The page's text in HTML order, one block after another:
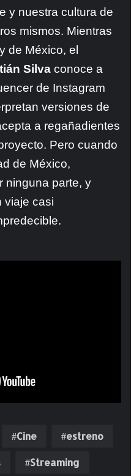
y nuestra cultura de
mismos. Mientras
de México, el
Silva conoce a
de Instagram
versiones de
a regañadientes
Pero cuando
de México,
ninguna parte, y
viaje casi
Cine estreno
Streaming